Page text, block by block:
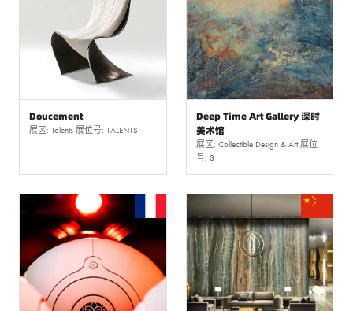
Doucement
展区: Talents 展位号: TALENTS
Deep Time Art Gallery 深时
美术馆
展区: Collectible Design & Art 展位
号: 3